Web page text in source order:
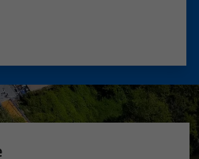
su 5
su 5
5